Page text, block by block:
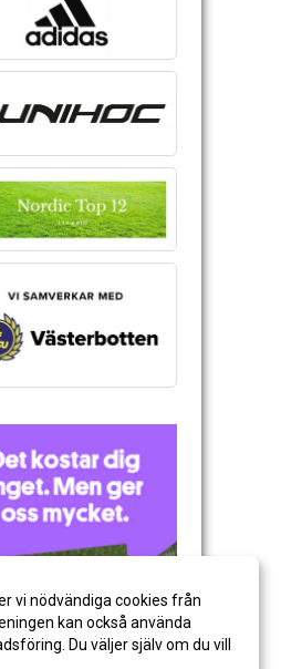
vi nödvändiga cookies från
kan också använda
Du väljer själv om du vill